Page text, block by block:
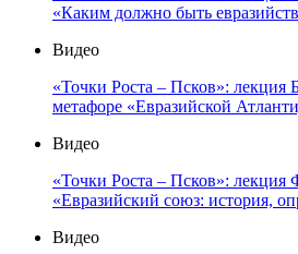
«Каким должно быть
Видео
«Точки Роста – Псков»: лекция
метафоре «Евразийской
Видео
«Точки Роста – Псков»: лекция
«Евразийский союз: история,
Видео